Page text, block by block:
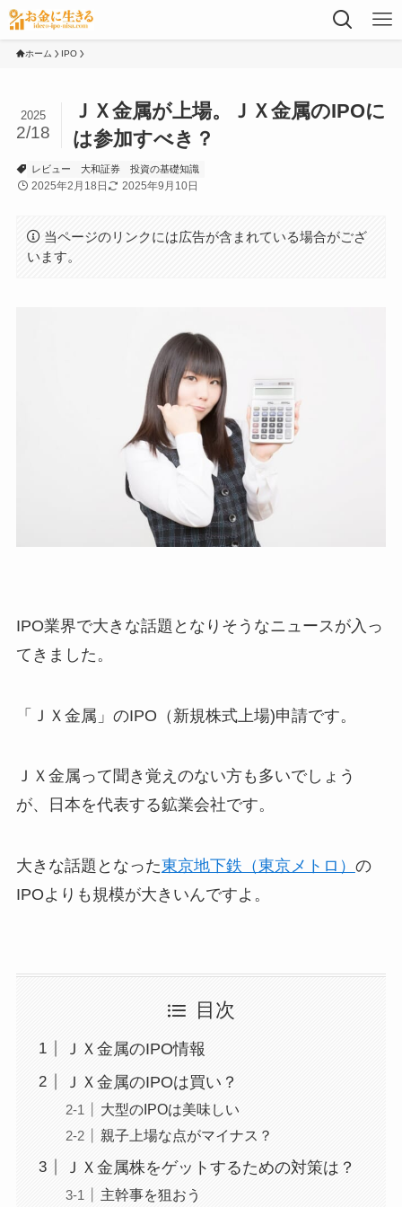
ホーム IPO
ＪＸ金属が上場。ＪＸ金属のIPOに
は参加すべき？
2025
2/18
レビュー 大和証券 投資の基礎知識
2025年2月18日 2025年9月10日
当ページのリンクには広告が含まれている場合がござ
います。
IPO業界で大きな話題となりそうなニュースが入っ
てきました。
「ＪＸ金属」のIPO（新規株式上場)申請です。
ＪＸ金属って聞き覚えのない方も多いでしょう
が、日本を代表する鉱業会社です。
大きな話題となった東京地下鉄（東京メトロ） の
IPOよりも規模が大きいんですよ。
目次
ＪＸ金属のIPO情報
ＪＸ金属のIPOは買い？
大型のIPOは美味しい
親子上場な点がマイナス？
ＪＸ金属株をゲットするための対策は？
主幹事を狙おう